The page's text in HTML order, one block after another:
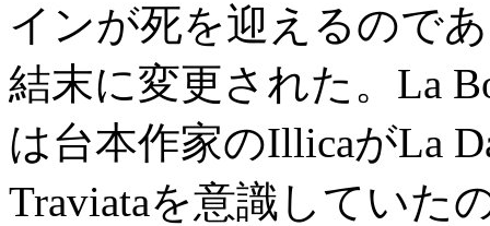
インが死を迎えるので
結末に変更された。La
は台本作家のIllicaがLa
Traviataを意識していた